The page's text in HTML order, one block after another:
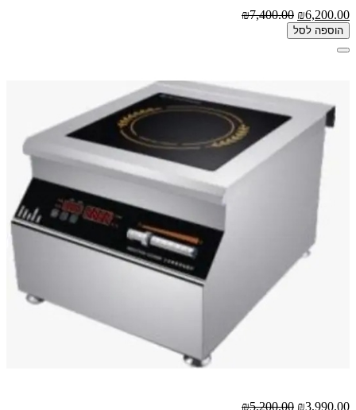
₪6,200.00
₪7,400.00
הוספה לסל
₪3,990.00
₪5,200.00